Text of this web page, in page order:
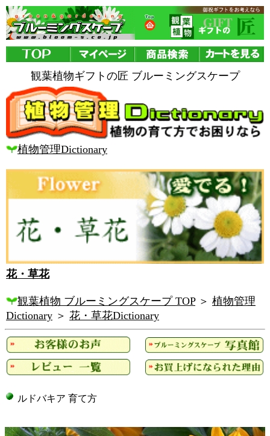
観葉植物ギフトの匠 ブルーミングスケープ
植物管理Dictionary
花・草花
観葉植物 ブルーミングスケープ TOP＞ 植物管理
Dictionary ＞ 花・草花Dictionary
ルドバキア 育て方